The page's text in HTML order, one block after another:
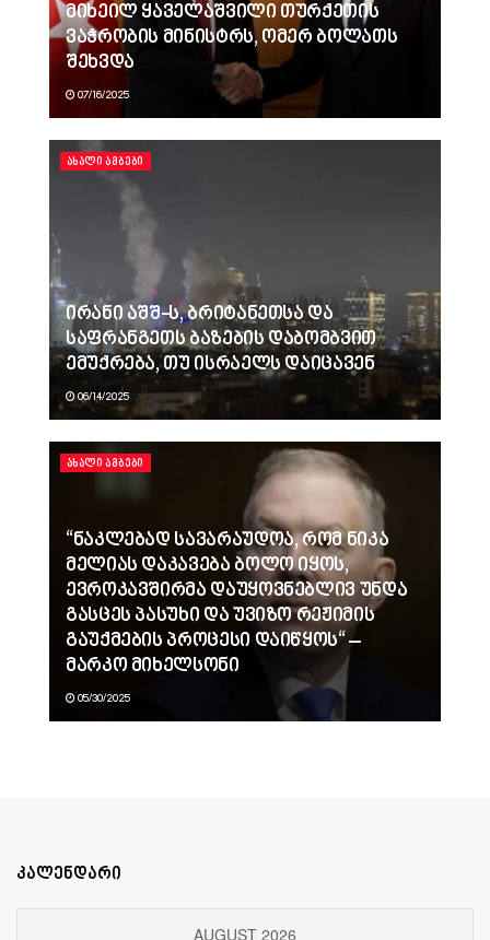
მიხეილ ყაველაშვილი თურქეთის
ვაჭრობის მინისტრს, ომერ ბოლათს
შეხვდა
07/16/2025
ᲐᲮᲐᲚᲘ ᲐᲛᲑᲔᲑᲘ
ირანი აშშ-ს, ბრიტანეთსა და
საფრანგეთს ბაზების დაბომბვით
ემუქრება, თუ ისრაელს დაიცავენ
06/14/2025
ᲐᲮᲐᲚᲘ ᲐᲛᲑᲔᲑᲘ
“ნაკლებად სავარაუდოა, რომ ნიკა
მელიას დაკავება ბოლო იყოს,
ევროკავშირმა დაუყოვნებლივ უნდა
გასცეს პასუხი და უვიზო რეჟიმის
გაუქმების პროცესი დაიწყოს“ –
მარკო მიხელსონი
05/30/2025
კალენდარი
AUGUST 2026